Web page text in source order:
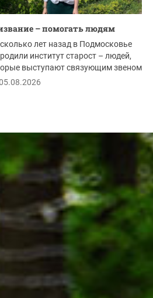
– помогать людям
лет назад в Подмосковье
институт старост – людей,
выступают связующим звеном